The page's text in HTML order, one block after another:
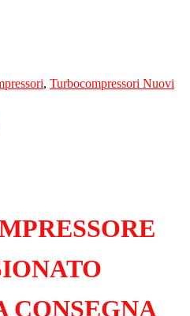
, Turbocompressori Nuovi
CONSEGNA